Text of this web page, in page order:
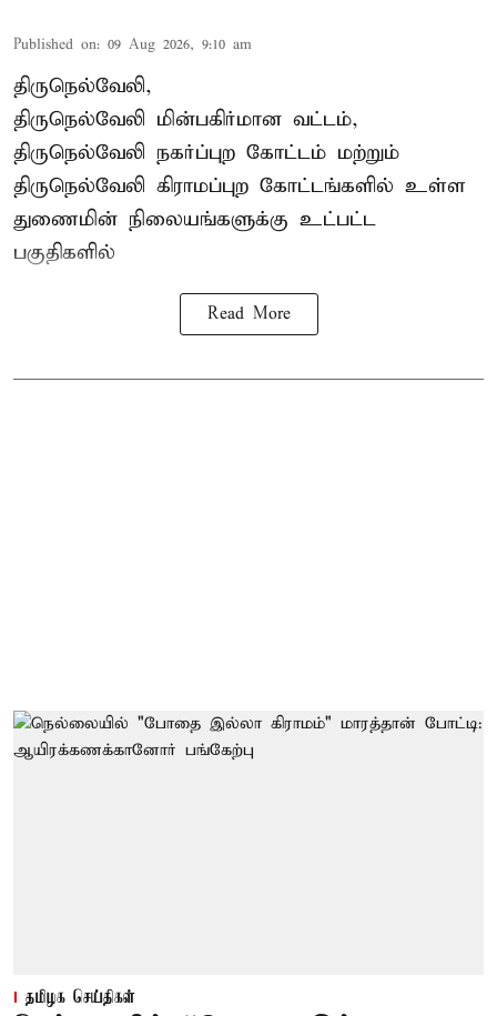
Published on: 09 Aug 2026, 9:10 am
திருநெல்வேலி,
திருநெல்வேலி மின்பகிர்மான வட்டம்,
திருநெல்வேலி நகர்ப்புற கோட்டம் மற்றும்
திருநெல்வேலி கிராமப்புற கோட்டங்களில் உள்ள
துணைமின் நிலையங்களுக்கு உட்பட்ட
பகுதிகளில்
Read More
தமிழக செய்திகள்